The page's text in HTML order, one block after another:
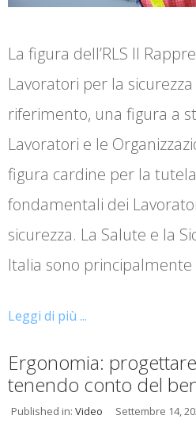
La figura dell’RLS Il
Lavoratori per la
riferimento, una figura a
Lavoratori e le
figura cardine per la
fondamentali dei
sicurezza. La Salute e la
Italia sono
Leggi di più ...
Ergonomia:
tenendo conto del
Published in: Video Settembre 14,